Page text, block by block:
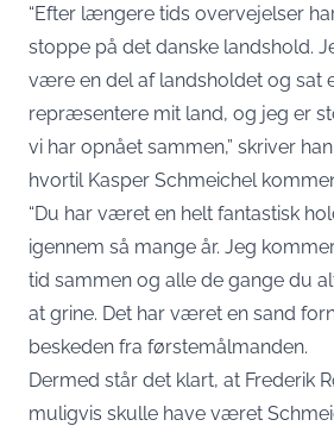
“Efter længere tids overvejelser
stoppe på det danske landshold.
være en del af landsholdet og sat
repræsentere mit land, og jeg er
vi har opnået sammen,” skriver
hvortil Kasper Schmeichel
“Du har været en helt fantastisk
igennem så mange år. Jeg
tid sammen og alle de gange du
at grine. Det har været en sand
beskeden fra førstemålmanden.
Dermed står det klart, at Frederik
muligvis skulle have været